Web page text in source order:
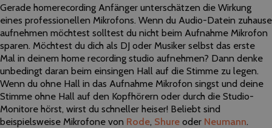
Gerade homerecording Anfänger unterschätzen die Wirkung
eines professionellen Mikrofons. Wenn du Audio-Datein zuhause
aufnehmen möchtest solltest du nicht beim Aufnahme Mikrofon
sparen. Möchtest du dich als DJ oder Musiker selbst das erste
Mal in deinem home recording studio aufnehmen? Dann denke
unbedingt daran beim einsingen Hall auf die Stimme zu legen.
Wenn du ohne Hall in das Aufnahme Mikrofon singst und deine
Stimme ohne Hall auf den Kopfhörern oder durch die Studio-
Monitore hörst, wirst du schneller heiser! Beliebt sind
beispielsweise Mikrofone von Rode, Shure oder Neumann.